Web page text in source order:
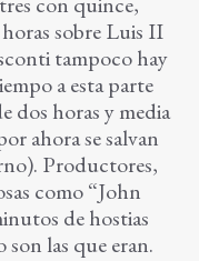
sobre Luis II
tampoco hay
a esta parte
dos horas y media
ahora se salvan
Productores,
como “John
de hostias
son las que eran.